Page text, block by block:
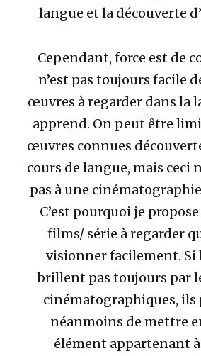
langue et la découverte
Cependant, force est de
n’est pas toujours facile
œuvres à regarder dans la
apprend. On peut être
œuvres connues
cours de langue, mais ceci
pas à une
C’est pourquoi je
films/ série à regarder
visionner facilement. Si
brillent pas toujours par
cinématographiques,
néanmoins de mettre
élément appartenant